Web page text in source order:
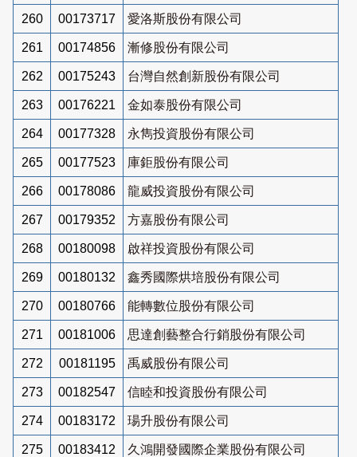
260 00173717 愛洛斯股份有限公司
261 00174856 漸修股份有限公司
262 00175243 台灣自然創新股份有限公司
263 00176221 金如泰股份有限公司
264 00177328 永雋投資股份有限公司
265 00177523 庫鉅股份有限公司
266 00178086 龍威投資股份有限公司
267 00179352 方嘉股份有限公司
268 00180098 啟祥投資股份有限公司
269 00180132 鑫秀國際烘培股份有限公司
270 00180766 能轉數位股份有限公司
271 00181006 思達創藝整合行銷股份有限公司
272 00181195 禹威股份有限公司
273 00182547 信睦和投資股份有限公司
274 00183172 瑒升股份有限公司
275 00183412 久鴻開發國際企業股份有限公司